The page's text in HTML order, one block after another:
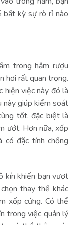
bất kỳ sự rò rỉ nào
trong hầm rượu
hơi rất quan trọng.
việc này đó là
này giúp kiểm soát
tốt, đặc biệt là
ướt. Hơn nữa, xốp
có đặc tính chống
kín khiến bạn vượt
thay thế khác
xốp cứng. Có thể
trong việc quản lý